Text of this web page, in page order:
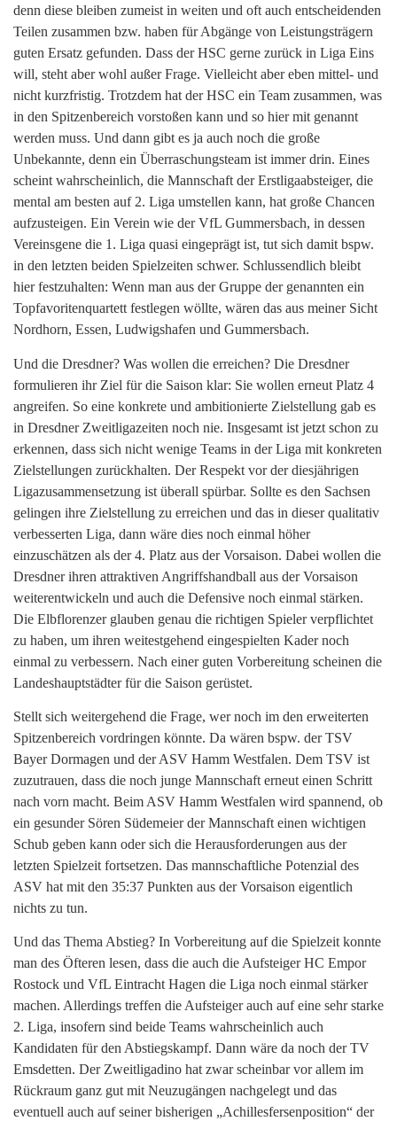
denn diese bleiben zumeist in weiten und oft auch entscheidenden
Teilen zusammen bzw. haben für Abgänge von Leistungsträgern
guten Ersatz gefunden. Dass der HSC gerne zurück in Liga Eins
will, steht aber wohl außer Frage. Vielleicht aber eben mittel- und
nicht kurzfristig. Trotzdem hat der HSC ein Team zusammen, was
in den Spitzenbereich vorstoßen kann und so hier mit genannt
werden muss. Und dann gibt es ja auch noch die große
Unbekannte, denn ein Überraschungsteam ist immer drin. Eines
scheint wahrscheinlich, die Mannschaft der Erstligaabsteiger, die
mental am besten auf 2. Liga umstellen kann, hat große Chancen
aufzusteigen. Ein Verein wie der VfL Gummersbach, in dessen
Vereinsgene die 1. Liga quasi eingeprägt ist, tut sich damit bspw.
in den letzten beiden Spielzeiten schwer. Schlussendlich bleibt
hier festzuhalten: Wenn man aus der Gruppe der genannten ein
Topfavoritenquartett festlegen wöllte, wären das aus meiner Sicht
Nordhorn, Essen, Ludwigshafen und Gummersbach.
Und die Dresdner? Was wollen die erreichen? Die Dresdner
formulieren ihr Ziel für die Saison klar: Sie wollen erneut Platz 4
angreifen. So eine konkrete und ambitionierte Zielstellung gab es
in Dresdner Zweitligazeiten noch nie. Insgesamt ist jetzt schon zu
erkennen, dass sich nicht wenige Teams in der Liga mit konkreten
Zielstellungen zurückhalten. Der Respekt vor der diesjährigen
Ligazusammensetzung ist überall spürbar. Sollte es den Sachsen
gelingen ihre Zielstellung zu erreichen und das in dieser qualitativ
verbesserten Liga, dann wäre dies noch einmal höher
einzuschätzen als der 4. Platz aus der Vorsaison. Dabei wollen die
Dresdner ihren attraktiven Angriffshandball aus der Vorsaison
weiterentwickeln und auch die Defensive noch einmal stärken.
Die Elbflorenzer glauben genau die richtigen Spieler verpflichtet
zu haben, um ihren weitestgehend eingespielten Kader noch
einmal zu verbessern. Nach einer guten Vorbereitung scheinen die
Landeshauptstädter für die Saison gerüstet.
Stellt sich weitergehend die Frage, wer noch im den erweiterten
Spitzenbereich vordringen könnte. Da wären bspw. der TSV
Bayer Dormagen und der ASV Hamm Westfalen. Dem TSV ist
zuzutrauen, dass die noch junge Mannschaft erneut einen Schritt
nach vorn macht. Beim ASV Hamm Westfalen wird spannend, ob
ein gesunder Sören Südemeier der Mannschaft einen wichtigen
Schub geben kann oder sich die Herausforderungen aus der
letzten Spielzeit fortsetzen. Das mannschaftliche Potenzial des
ASV hat mit den 35:37 Punkten aus der Vorsaison eigentlich
nichts zu tun.
Und das Thema Abstieg? In Vorbereitung auf die Spielzeit konnte
man des Öfteren lesen, dass die auch die Aufsteiger HC Empor
Rostock und VfL Eintracht Hagen die Liga noch einmal stärker
machen. Allerdings treffen die Aufsteiger auch auf eine sehr starke
2. Liga, insofern sind beide Teams wahrscheinlich auch
Kandidaten für den Abstiegskampf. Dann wäre da noch der TV
Emsdetten. Der Zweitligadino hat zwar scheinbar vor allem im
Rückraum ganz gut mit Neuzugängen nachgelegt und das
eventuell auch auf seiner bisherigen „Achillesfersenposition“ der